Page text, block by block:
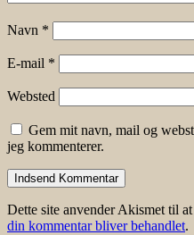
Navn *
E-mail *
Websted
Gem mit navn, mail og
jeg kommenterer.
Dette site anvender Akismet til at
din kommentar bliver behandlet.